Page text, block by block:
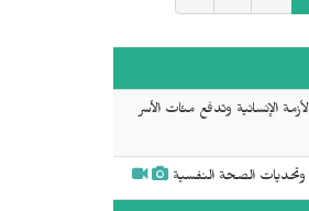
الإنسانية وتدفع مئات الأسر
وتحديات الصحة النفسية